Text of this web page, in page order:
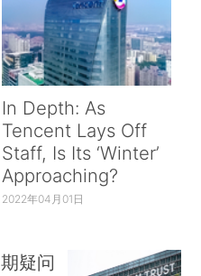
In Depth: As
Tencent Lays Off
Staff, Is Its ‘Winter’
Approaching?
2022年04月01日
疑问